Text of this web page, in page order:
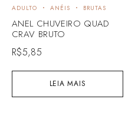
LEIA MAIS
ADULTO ANÉIS BRUTAS
ANEL CHUVEIRO QUAD
CRAV BRUTO
R$5,85